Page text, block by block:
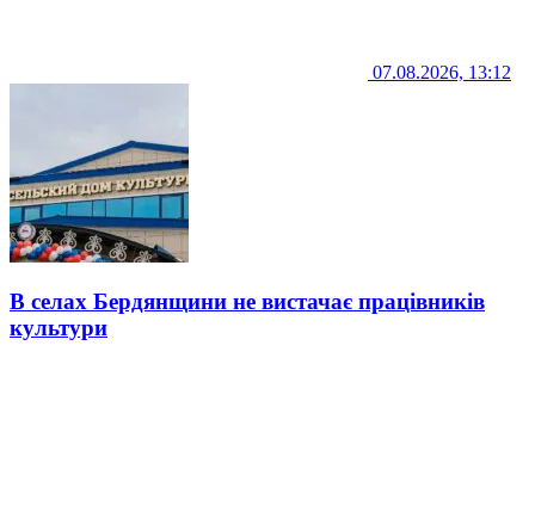
07.08.2026, 13:12
В селах Бердянщини не вистачає працівників
культури